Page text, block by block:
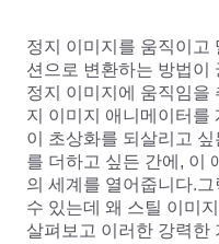
정지 이미지를 움직이고
션으로 변환하는 방법이
정지 이미지에 움직임을
지 이미지 애니메이터를
이 초상화를 되살리고
를 더하고 싶든 간에, 이
의 세계를 열어줍니다.
수 있는데 왜 스틸 이미
살펴보고 이러한 강력한